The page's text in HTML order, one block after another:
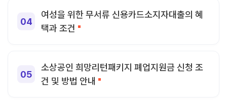
여성을 위한 무서류 신용카드소지자대출의 혜
택과 조건
소상공인 희망리턴패키지 폐업지원금 신청 조
건 및 방법 안내